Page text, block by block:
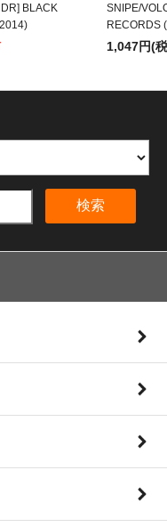
BLACK
SNIPE/
RECORDS
1,047円(
検索